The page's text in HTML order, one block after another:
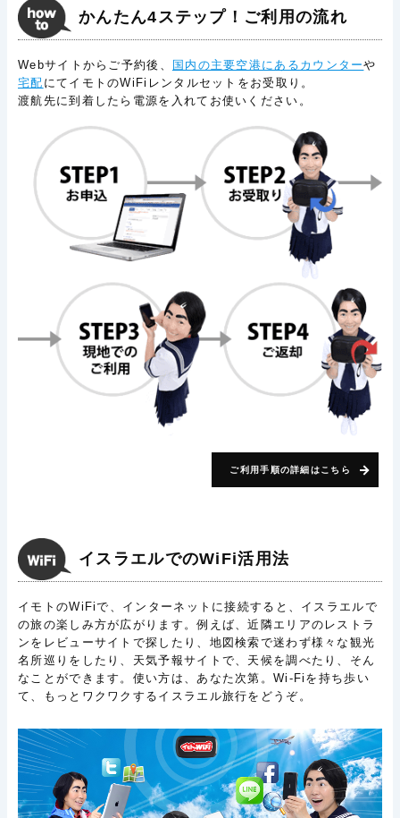
かんたん4ステップ！ご利用の流れ
Webサイトからご予約後、 国内の主要空港にあるカウンターや
宅配 にてイモトのWiFiレンタルセットをお受取り。
渡航先に到着したら電源を入れてお使いください。
ご利用手順の詳細はこちら
イスラエルでのWiFi活用法
イモトのWiFiで、インターネットに接続すると、イスラエルで
の旅の楽しみ方が広がります。例えば、近隣エリアのレストラ
ンをレビューサイトで探したり、地図検索で迷わず様々な観光
名所巡りをしたり、天気予報サイトで、天候を調べたり、そん
なことができます。使い方は、あなた次第。Wi-Fiを持ち歩い
て、もっとワクワクするイスラエル旅行をどうぞ。